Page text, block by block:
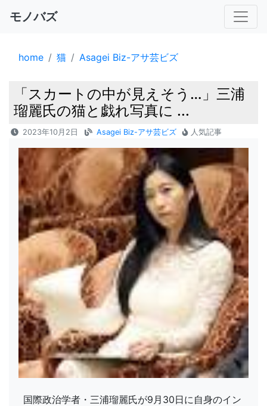
モノバズ
home 猫 Asagei Biz-アサ芸ビズ
「スカートの中が見えそう…」三浦
瑠麗氏の猫と戯れ写真に ...
2023年10月2日 Asagei Biz-アサ芸ビズ 人気記事
国際政治学者・三浦瑠麗氏が9月30日に自身のイン